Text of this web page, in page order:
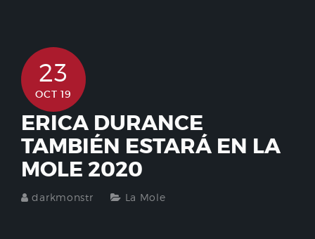
23
OCT 19
ERICA DURANCE
TAMBIÉN ESTARÁ EN LA
MOLE 2020
darkmonstr La Mole